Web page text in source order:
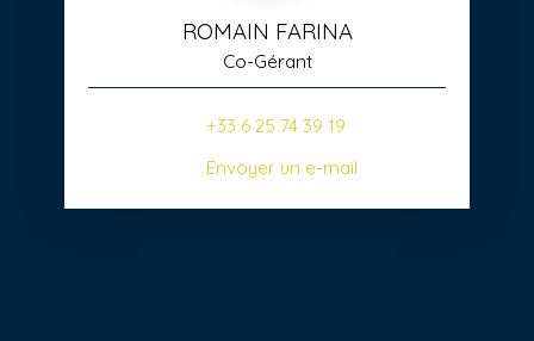
ROMAIN FARINA
Co-Gérant
+33 6 25 74 39 19
Envoyer un e-mail